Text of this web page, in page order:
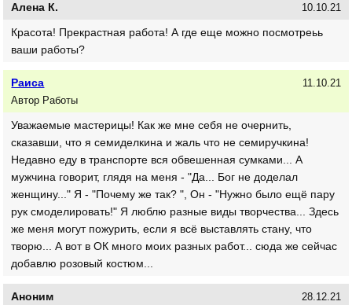
Алена К. 10.10.21
Красота! Прекрастная работа! А где еще можно посмотреьь
ваши работы?
Раиса
Автор Работы
11.10.21
Уважаемые мастерицы! Как же мне себя не очернить,
сказавши, что я семиделкина и жаль что не семиручкина!
Недавно еду в транспорте вся обвешенная сумками... А
мужчина говорит, глядя на меня - "Да... Бог не доделал
женщину..." Я - "Почему же так? ", Он - "Нужно было ещё пару
рук смоделировать!" Я люблю разные виды творчества... Здесь
же меня могут пожурить, если я всё выставлять стану, что
творю... А вот в ОК много моих разных работ... сюда же сейчас
добавлю розовый костюм...
Аноним 28.12.21